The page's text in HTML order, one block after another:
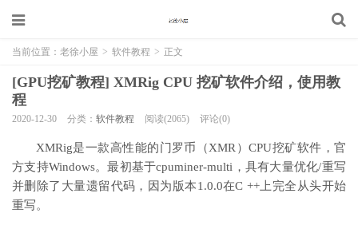
当前位置： 老徐小屋 > 软件教程 > 正文
[GPU挖矿教程] XMRig CPU 挖矿软件介绍，使用教
程
2020-12-30 分类： 软件教程 阅读(2065) 评论(0)
XMRig是一款高性能的门罗币（XMR）CPU挖矿软件，官
方支持Windows。最初基于cpuminer-multi，具有大量优化/重写
并删除了大量遗留代码，因为版本1.0.0在C ++上完全从头开始
重写。